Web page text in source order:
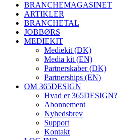
BRANCHEMAGASINET
ARTIKLER
BRANCHETAL
JOBBØRS
MEDIEKIT
Mediekit (DK)
Media kit (EN)
Partnerskaber (DK)
Partnerships (EN)
OM 365DESIGN
Hvad er 365DESIGN?
Abonnement
Nyhedsbrev
Support
Kontakt